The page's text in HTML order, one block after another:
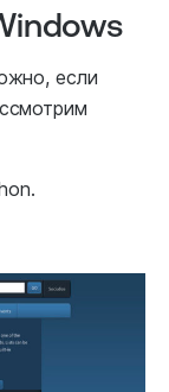
если